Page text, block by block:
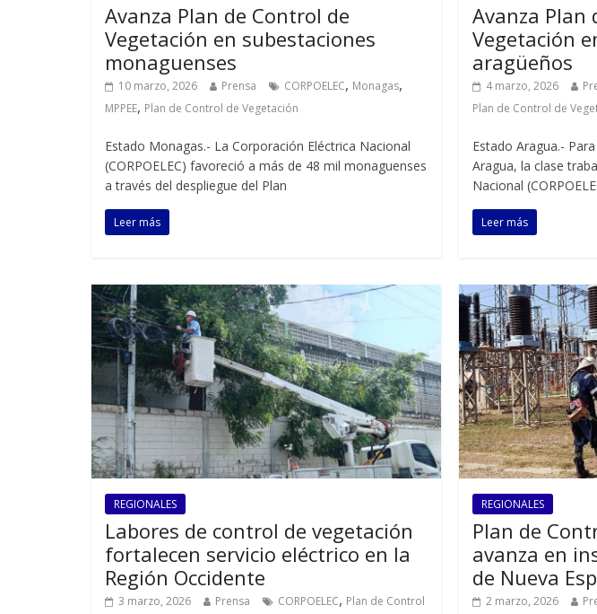
Avanza Plan de Control de
Vegetación en subestaciones
monaguenses
10 marzo, 2026 Prensa CORPOELEC, Monagas,
MPPEE, Plan de Control de Vegetación
Estado Monagas.- La Corporación Eléctrica Nacional
(CORPOELEC) favoreció a más de 48 mil monaguenses
a través del despliegue del Plan
Leer más
Avanza Plan
Vegetación
aragüeños
4 marzo, 2026
Plan de Control de
Estado Aragua.-
Aragua, la clase
Nacional
Leer más
REGIONALES
Labores de control de vegetación
fortalecen servicio eléctrico en la
Región Occidente
3 marzo, 2026 Prensa CORPOELEC, Plan de Control
REGIONALES
Plan de
avanza en
de Nueva
2 marzo, 2026